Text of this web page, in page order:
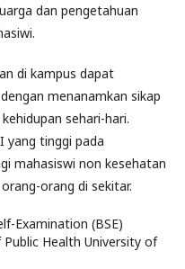
dan pengetahuan
di kampus dapat
menanamkan sikap
sehari-hari.
yang tinggi pada
mahasiswi non kesehatan
orang di sekitar.
Examination (BSE)
Health University of